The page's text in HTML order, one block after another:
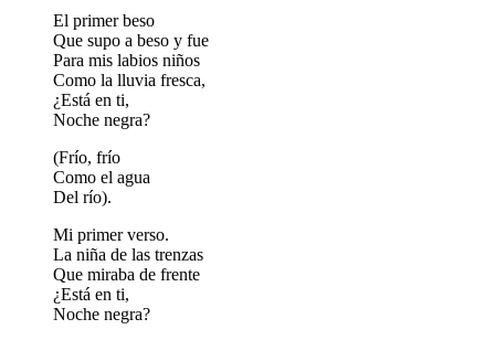
El primer beso
Que supo a beso y fue
Para mis labios niños
Como la lluvia fresca,
¿Está en ti,
Noche negra?
(Frío, frío
Como el agua
Del río).
Mi primer verso.
La niña de las trenzas
Que miraba de frente
¿Está en ti,
Noche negra?